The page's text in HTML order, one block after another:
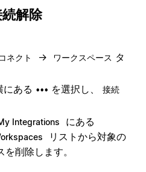
解除
コネクト → ワークスペース タ
にある ••• を選択し、
接続
Integrations にある
リストから対象の
削除します。